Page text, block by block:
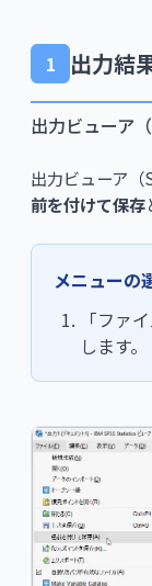
1 出力結
出力ビューア
出力ビューア（
前を付けて保存
メニューの
「ファ
します。